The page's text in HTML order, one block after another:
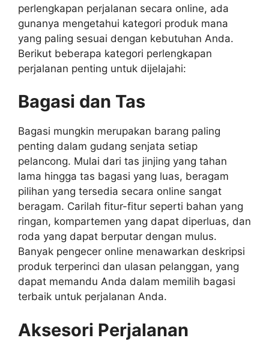
perlengkapan perjalanan secara online, ada
gunanya mengetahui kategori produk mana
yang paling sesuai dengan kebutuhan Anda.
Berikut beberapa kategori perlengkapan
perjalanan penting untuk dijelajahi:
Bagasi dan Tas
Bagasi mungkin merupakan barang paling
penting dalam gudang senjata setiap
pelancong. Mulai dari tas jinjing yang tahan
lama hingga tas bagasi yang luas, beragam
pilihan yang tersedia secara online sangat
beragam. Carilah fitur-fitur seperti bahan yang
ringan, kompartemen yang dapat diperluas, dan
roda yang dapat berputar dengan mulus.
Banyak pengecer online menawarkan deskripsi
produk terperinci dan ulasan pelanggan, yang
dapat memandu Anda dalam memilih bagasi
terbaik untuk perjalanan Anda.
Aksesori Perjalanan